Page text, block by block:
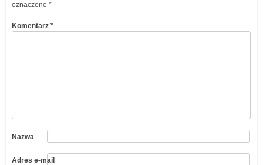
oznaczone *
Komentarz *
Nazwa
Adres e-mail